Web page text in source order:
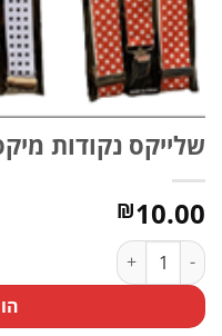
שלייקס נקודות
₪10.00
כמות של שלייקס נקודות מיקס